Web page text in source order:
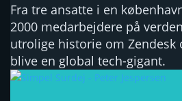
Fra tre ansatte i en
2000 medarbejdere på
utrolige historie om Zendesk
blive en global tech-gigant.